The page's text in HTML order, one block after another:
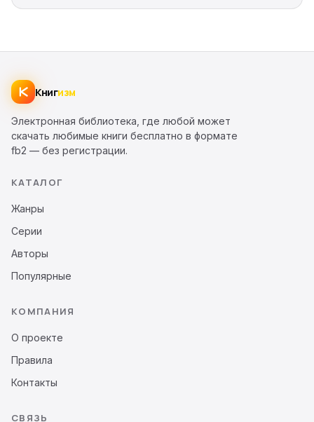
Книгизм
Электронная библиотека, где любой может
скачать любимые книги бесплатно в формате
fb2 — без регистрации.
КАТАЛОГ
Жанры
Серии
Авторы
Популярные
КОМПАНИЯ
О проекте
Правила
Контакты
СВЯЗЬ